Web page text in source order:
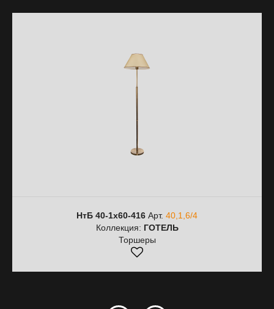
НтБ 40-1х60-416 Арт. 40,1,6/4
Коллекция: ГОТЕЛЬ
Торшеры